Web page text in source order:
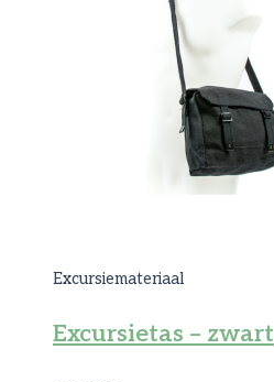
Excursiemateriaal
Excursietas – zwart